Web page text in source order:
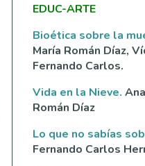
EDUC-ARTE
Bioética sobre la
María Román Díaz,
Fernando Carlos.
Vida en la Nieve.
Román Díaz
Lo que no sabías
Fernando Carlos